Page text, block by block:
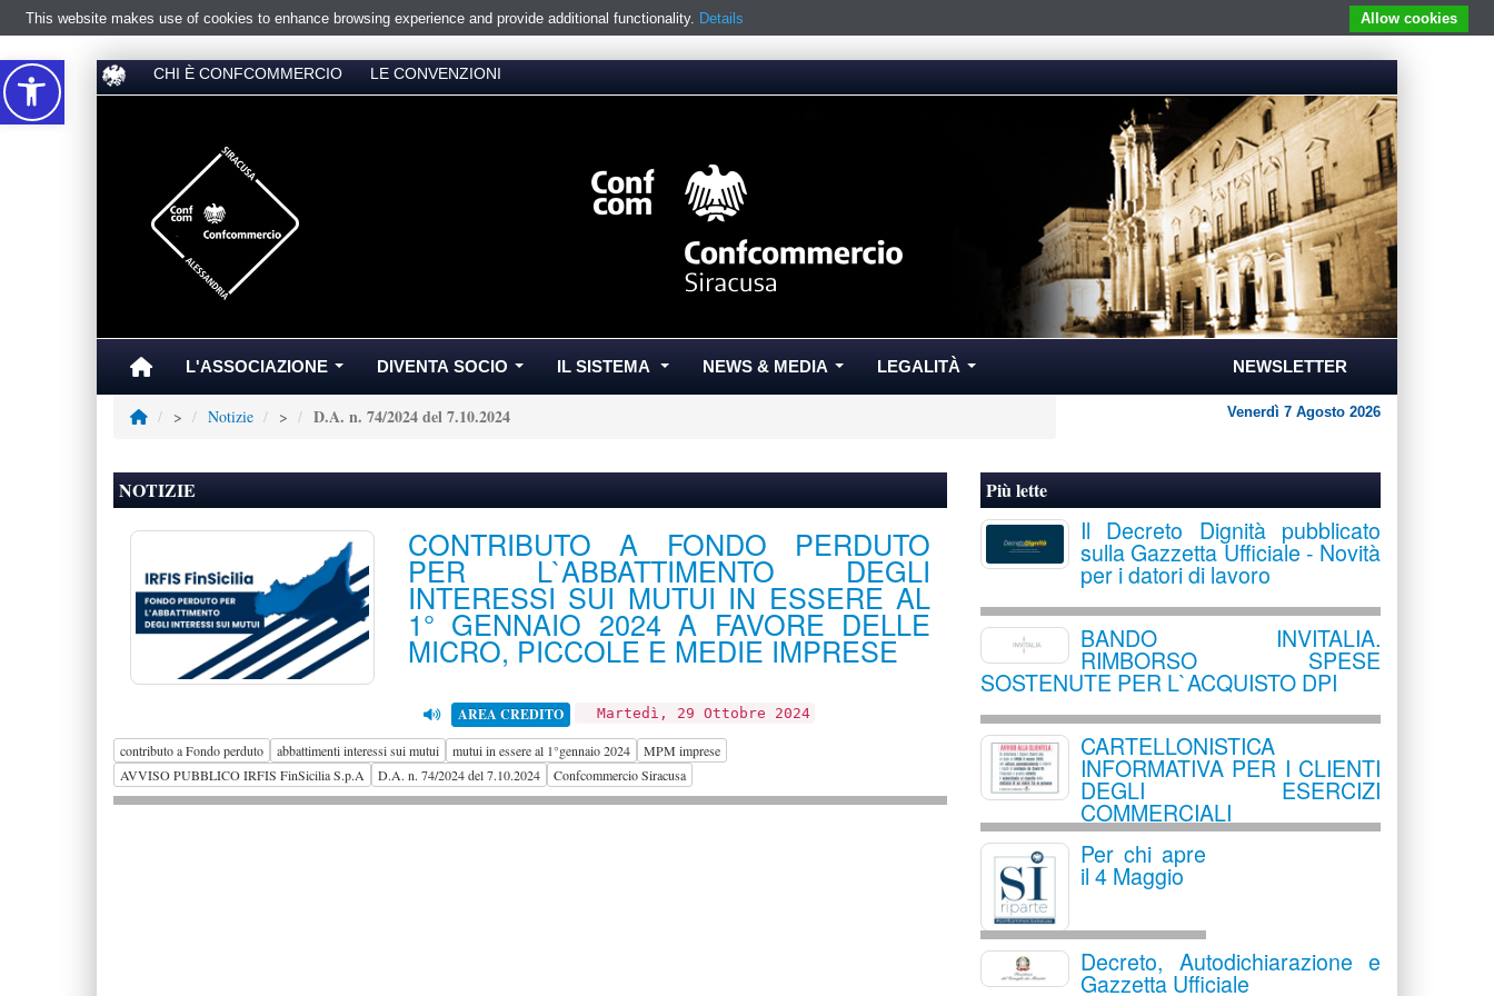
CHI È CONFCOMMERCIO LE CONVENZIONI
L'ASSOCIAZIONE DIVENTA SOCIO IL SISTEMA NEWS & MEDIA LEGALITÀ NEWSLETTER
> Notizie > D.A. n. 74/2024 del 7.10.2024 Venerdì 7 Agosto 2026
NOTIZIE
CONTRIBUTO A FONDO PERDUTO
PER L`ABBATTIMENTO DEGLI
INTERESSI SUI MUTUI IN ESSERE AL
1° GENNAIO 2024 A FAVORE DELLE
MICRO, PICCOLE E MEDIE IMPRESE
AREA CREDITO Martedì, 29 Ottobre 2024
contributo a Fondo perduto abbattimenti interessi sui mutui mutui in essere al 1°gennaio 2024
MPM imprese
AVVISO PUBBLICO IRFIS FinSicilia S.p.A
D.A. n. 74/2024 del 7.10.2024 Confcommercio Siracusa
Più lette
Il Decreto Dignità pubblicato
sulla Gazzetta Ufficiale - Novità
per i datori di lavoro
BANDO INVITALIA.
RIMBORSO SPESE
SOSTENUTE PER L`ACQUISTO DPI
CARTELLONISTICA
INFORMATIVA PER I CLIENTI
DEGLI ESERCIZI
COMMERCIALI
Per chi apre
il 4 Maggio
Decreto, Autodichiarazione e
Gazzetta Ufficiale
Accessibilità
This website makes use of cookies to enhance browsing experience and provide additional functionality. Details Allow cookies